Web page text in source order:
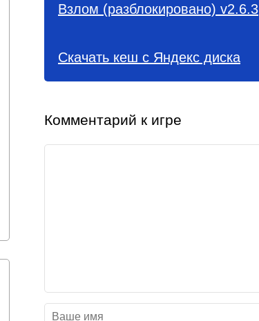
Взлом (разблокировано) v2.6.3
Скачать кеш с Яндекс диска
Комментарий к игре